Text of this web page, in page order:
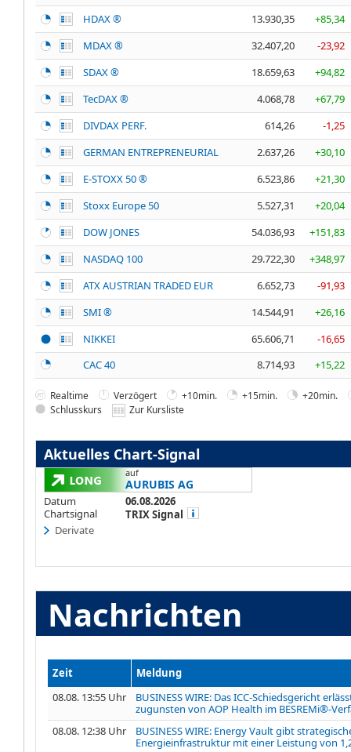
HDAX ®
13.930,35
+85,34
MDAX ®
32.407,20
-23,92
SDAX ®
18.659,63
+94,82
TecDAX ®
4.068,78
+67,79
DIVDAX PERF.
614,26
-1,25
GERMAN ENTREPRENEURIAL
2.637,26
+30,10
E-STOXX 50 ®
6.523,86
+21,30
Stoxx Europe 50
5.527,31
+20,04
DOW JONES
54.036,93
+151,83
NASDAQ 100
29.722,30
+348,97
ATX AUSTRIAN TRADED EUR
6.652,73
-91,93
SMI ®
14.544,91
+26,16
NIKKEI
65.606,71
-16,65
CAC 40
8.714,93 +15,22
Realtime Verzögert +10min. +15min.
+20min.
Schlusskurs
Zur Kursliste
Aktuelles Chart-Signal
auf
AURUBIS AG
Datum
06.08.2026
Chartsignal
TRIX Signal
Derivate
Nachrichten
Zeit
Meldung
08.08. 13:55 Uhr
BUSINESS WIRE: Das ICC-Schiedsgericht
zugunsten von AOP Health im BESREMi®-
08.08. 12:38 Uhr
BUSINESS WIRE: Energy Vault gibt
Energieinfrastruktur mit einer Leistung von